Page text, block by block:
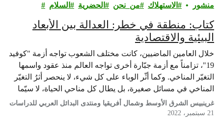
منشور الاستهلاك من_نحن الحضرية السلام
كتاب: منطقة في خطر: العدالة بين الأبعاد
البيئية والاقتصادية
خلال العامين الماضيين، كانت مختلف الشعوب تواجه أزمة "كوفيد
19"، تزامناً مع أزمة جبّارة أخرى تواجه العالم منذ عقود واسمها
التغيّر المناخي. وكما أثّر الوباء على كل شيء، لا ينحصر أثرُ التغيّر
المناخي في مسائل صغيرة، بل يطال كل مناحي الحياة، لا سيّما
وأن آثار هذه الأزمة على منطقتنا تفوق غيرها من المناطق، بعدما
تبيّن…
غرينبيس الشرق الأوسط وشمال أفريقيا ومنتدى البدائل العربي للدراسات
21 سبتمبر، 2022